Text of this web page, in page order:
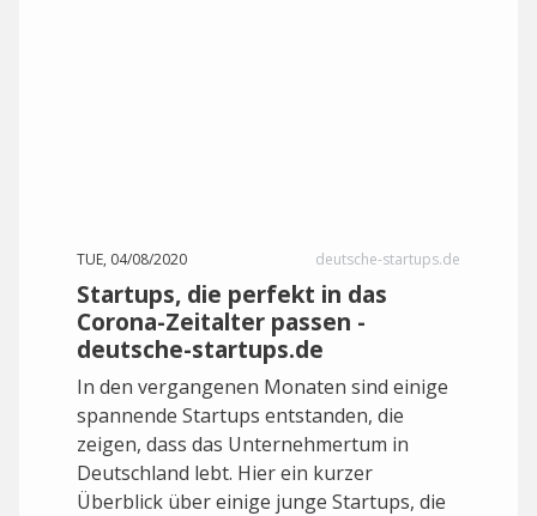
TUE, 04/08/2020 deutsche-startups.de
Startups, die perfekt in das
Corona-Zeitalter passen -
deutsche-startups.de
In den vergangenen Monaten sind einige
spannende Startups entstanden, die
zeigen, dass das Unternehmertum in
Deutschland lebt. Hier ein kurzer
Überblick über einige junge Startups, die